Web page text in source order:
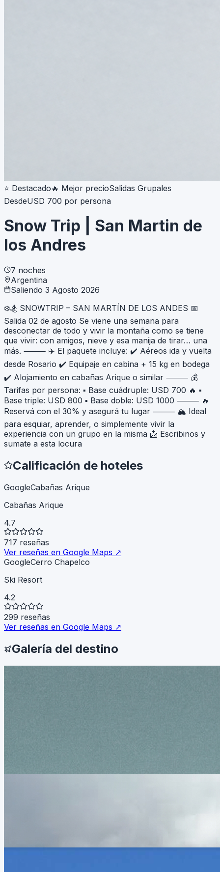
⭐ Destacado 🔥 Mejor precioSalidas Grupales
DesdeUSD 700 por persona
Snow Trip | San Martin de
los Andres
7 noches
Argentina
Saliendo 3 Agosto 2026
❄️🏂 SNOWTRIP – SAN MARTÍN DE LOS ANDES 📅
Salida 02 de agosto Se viene una semana para
desconectar de todo y vivir la montaña como se tiene
que vivir: con amigos, nieve y esa manija de tirar… una
más. ⸻ ✈️ El paquete incluye: ✔️ Aéreos ida y vuelta
desde Rosario ✔️ Equipaje en cabina + 15 kg en bodega
✔️ Alojamiento en cabañas Arique o similar ⸻ 💰
Tarifas por persona: ▪️ Base cuádruple: USD 700 🔥 ▪️
Base triple: USD 800 ▪️ Base doble: USD 1000 ⸻ 🔥
Reservá con el 30% y asegurá tu lugar ⸻ 🏔️ Ideal
para esquiar, aprender, o simplemente vivir la
experiencia con un grupo en la misma 📩 Escribinos y
sumate a esta locura
Calificación de hoteles
GoogleCabañas Arique
Cabañas Arique
4.7
717 reseñas
Ver reseñas en Google Maps ↗
GoogleCerro Chapelco
Ski Resort
4.2
299 reseñas
Ver reseñas en Google Maps ↗
Galería del destino